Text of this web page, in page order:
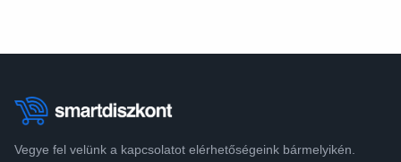
Vegye fel velünk a kapcsolatot elérhetőségeink bármelyikén.